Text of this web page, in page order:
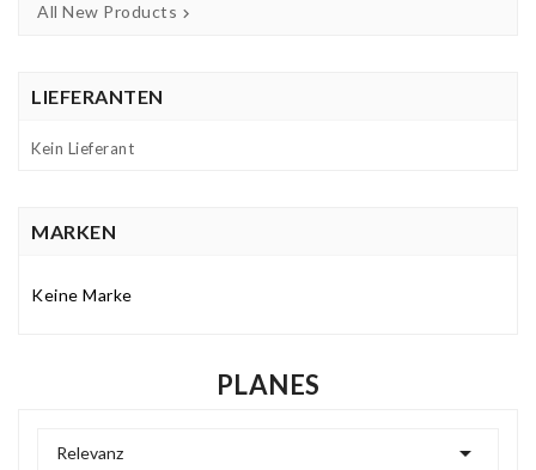
All New Products 
LIEFERANTEN
Kein Lieferant
MARKEN
Keine Marke
PLANES
Relevanz 